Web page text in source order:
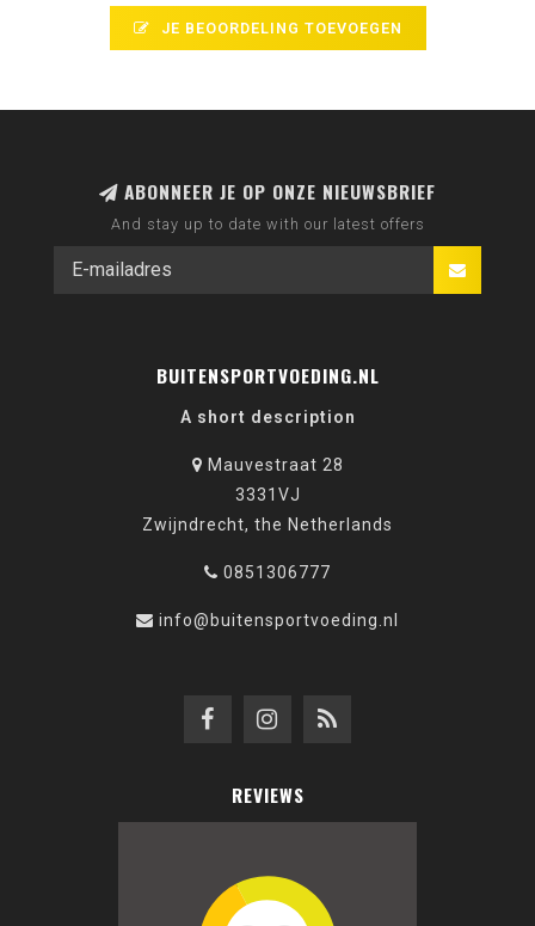
JE BEOORDELING TOEVOEGEN
ABONNEER JE OP ONZE NIEUWSBRIEF
And stay up to date with our latest offers
BUITENSPORTVOEDING.NL
A short description
Mauvestraat 28
3331VJ
Zwijndrecht, the Netherlands
0851306777
info@buitensportvoeding.nl
REVIEWS